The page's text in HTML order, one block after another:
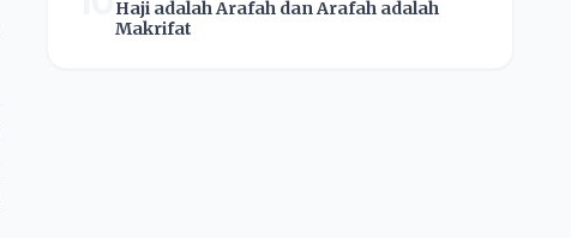
Haji adalah Arafah dan Arafah adalah
Makrifat